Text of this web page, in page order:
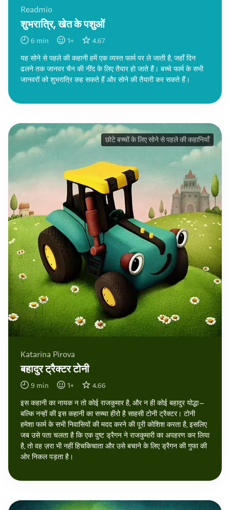
Readmio
शुभरात्रि, खेत के पशुओं
6 min 1+ 4.67
यह सोने से पहले की कहानी हमें एक व्यस्त फार्म पर ले जाती है, जहाँ दिन
ढलने तक जानवर चैन की नींद के लिए तैयार हो जाते हैं। बच्चे फार्म के सभी
जानवरों को शुभरात्रि कह सकते हैं और सोने की तैयारी कर सकते हैं।
छोटे बच्चों के लिए सोने से पहले की कहानियाँ
Katarina Pirova
बहादुर ट्रैक्टर टोनी
9 min 1+ 4.66
इस कहानी का नायक न तो कोई राजकुमार है, और न ही कोई बहादुर योद्धा—
बल्कि नन्हों की इस कहानी का सच्चा हीरो है साहसी टोनी ट्रैक्टर। टोनी
हमेशा फार्म के सभी निवासियों की मदद करने की पूरी कोशिश करता है, इसलिए
जब उसे पता चलता है कि एक दुष्ट ड्रैगन ने राजकुमारी का अपहरण कर लिया
है, तो वह ज़रा भी नहीं हिचकिचाता और उसे बचाने के लिए ड्रैगन की गुफा की
ओर निकल पड़ता है।